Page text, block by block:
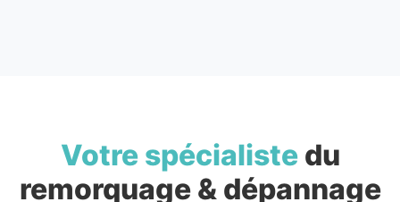
Votre spécialistedu
remorquage & dépannage